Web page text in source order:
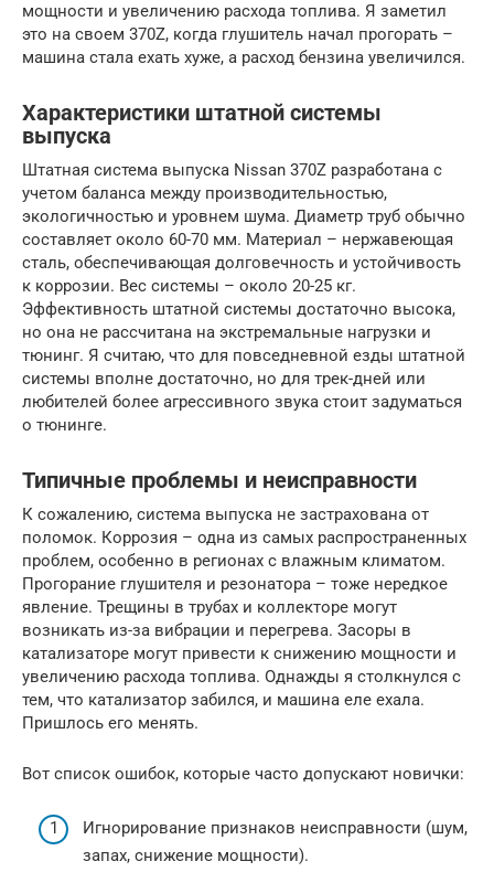
мощности и увеличению расхода топлива. Я заметил
это на своем 370Z, когда глушитель начал прогорать –
машина стала ехать хуже, а расход бензина увеличился.
Характеристики штатной системы
выпуска
Штатная система выпуска Nissan 370Z разработана с
учетом баланса между производительностью,
экологичностью и уровнем шума. Диаметр труб обычно
составляет около 60-70 мм. Материал – нержавеющая
сталь, обеспечивающая долговечность и устойчивость
к коррозии. Вес системы – около 20-25 кг.
Эффективность штатной системы достаточно высока,
но она не рассчитана на экстремальные нагрузки и
тюнинг. Я считаю, что для повседневной езды штатной
системы вполне достаточно, но для трек-дней или
любителей более агрессивного звука стоит задуматься
о тюнинге.
Типичные проблемы и неисправности
К сожалению, система выпуска не застрахована от
поломок. Коррозия – одна из самых распространенных
проблем, особенно в регионах с влажным климатом.
Прогорание глушителя и резонатора – тоже нередкое
явление. Трещины в трубах и коллекторе могут
возникать из-за вибрации и перегрева. Засоры в
катализаторе могут привести к снижению мощности и
увеличению расхода топлива. Однажды я столкнулся с
тем, что катализатор забился, и машина еле ехала.
Пришлось его менять.
Вот список ошибок, которые часто допускают новички:
Игнорирование признаков неисправности (шум,
запах, снижение мощности).